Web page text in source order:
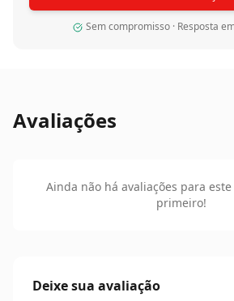
Sem compromisso · Resposta
Avaliações
Ainda não há avaliações para
primeiro!
Deixe sua avaliação